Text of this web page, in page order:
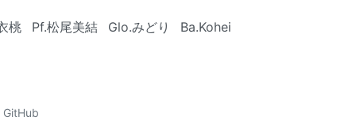
桃 Pf.松尾美結 Glo.みどり Ba.Kohei
GitHub